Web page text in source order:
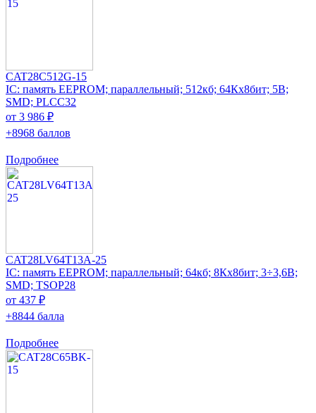
CAT28C512G-15
IC: память EEPROM; параллельный; 512кб; 64Кx8бит; 5В;
SMD; PLCC32
от 3 986 ₽
+8968 баллов
Подробнее
CAT28LV64T13A-25
IC: память EEPROM; параллельный; 64кб; 8Кx8бит; 3÷3,6В;
SMD; TSOP28
от 437 ₽
+8844 балла
Подробнее